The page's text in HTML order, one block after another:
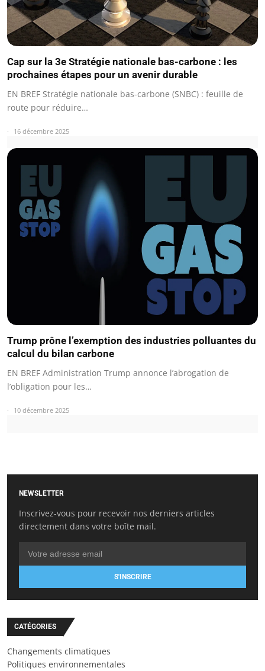
Cap sur la 3e Stratégie nationale bas-carbone : les
prochaines étapes pour un avenir durable
EN BREF Stratégie nationale bas-carbone (SNBC) : feuille de
route pour réduire…
16 décembre 2025
Trump prône l’exemption des industries polluantes du
calcul du bilan carbone
EN BREF Administration Trump annonce l’abrogation de
l’obligation pour les…
10 décembre 2025
NEWSLETTER
Inscrivez-vous pour recevoir nos derniers articles
directement dans votre boîte mail.
S'INSCRIRE
CATÉGORIES
Changements climatiques
Politiques environnementales